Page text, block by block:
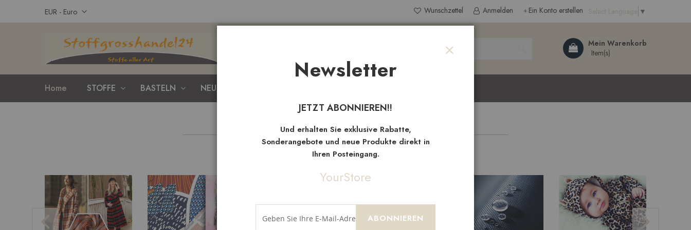
Inhalt
springen
Select Language ▼
EUR - Euro Wunschzettel Anmelden Ein Konto erstellen
Mein Warenkorb
Home STOFFE BASTELN NEUHEITEN
NeueArtikel
Newsletter
JETZT ABONNIEREN!!
Und erhalten Sie exklusive Rabatte,
Sonderangebote und neue Produkte direkt in
Ihren Posteingang.
YourStore
ABONNIEREN